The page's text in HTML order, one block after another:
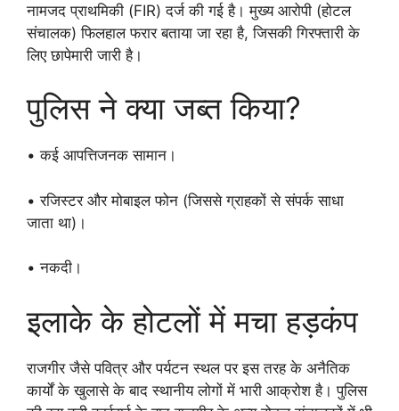
नामजद प्राथमिकी (FIR) दर्ज की गई है। मुख्य आरोपी (होटल
संचालक) फिलहाल फरार बताया जा रहा है, जिसकी गिरफ्तारी के
लिए छापेमारी जारी है।
पुलिस ने क्या जब्त किया?
• कई आपत्तिजनक सामान।
• रजिस्टर और मोबाइल फोन (जिससे ग्राहकों से संपर्क साधा
जाता था)।
• नकदी।
इलाके के होटलों में मचा हड़कंप
राजगीर जैसे पवित्र और पर्यटन स्थल पर इस तरह के अनैतिक
कार्यों के खुलासे के बाद स्थानीय लोगों में भारी आक्रोश है। पुलिस